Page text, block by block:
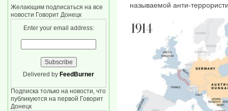
называемой анти-
Желающим подписаться на все
новости Говорит Донецк
Enter your email address:
Delivered by FeedBurner
Подписка только на новости, что
публикуются на первой Говорит
Донецк